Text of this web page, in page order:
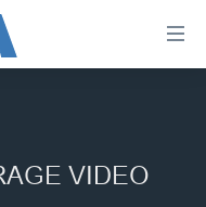
VIDEO